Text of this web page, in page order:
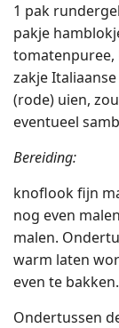
1 pak
pakje
zakje
(rode) uien,
eventueel
Bereiding:
knoflook fijn
nog even
malen.
warm laten
even te
Ondertussen